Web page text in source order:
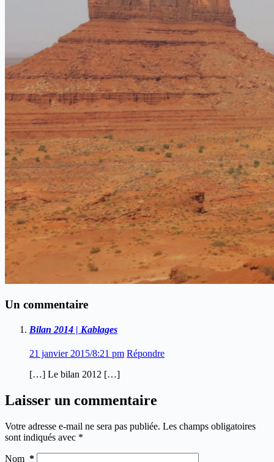
Un commentaire
Bilan 2014 | Kablages
21 janvier 2015/8:21 pm Répondre
[…] Le bilan 2012 […]
Laisser un commentaire
Votre adresse e-mail ne sera pas publiée. Les champs obligatoires
sont indiqués avec *
Nom *